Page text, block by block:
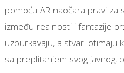
pomoću AR naočara pravi za
između realnosti i fantazije
uzburkavaju, a stvari otimaju
sa preplitanjem svog javnog,